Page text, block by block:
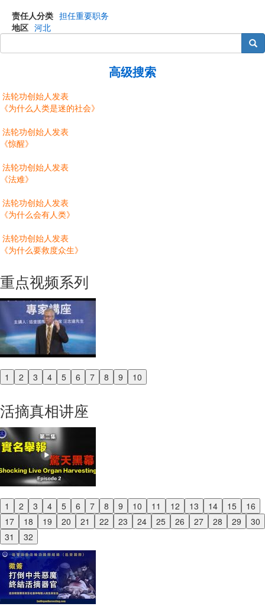
责任人分类 担任重要职务
地区 河北
搜索
高级搜索
法轮功创始人发表
《为什么人类是迷的社会》
法轮功创始人发表
《惊醒》
法轮功创始人发表
《法难》
法轮功创始人发表
《为什么会有人类》
法轮功创始人发表
《为什么要救度众生》
重点视频系列
1 2 3 4 5 6 7 8 9 10
Previous
活摘真相讲座
1 2 3 4 5 6 7 8 9 10 11 12 13 14 15
16
17
18 19 20 21 22 23 24 25 26 27 28 29
30
31
32
Previous
Next